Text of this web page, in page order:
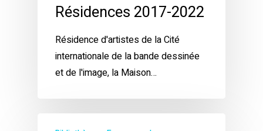
Résidences 2017-2022
Résidence d'artistes de la Cité
internationale de la bande dessinée
et de l'image, la Maison…